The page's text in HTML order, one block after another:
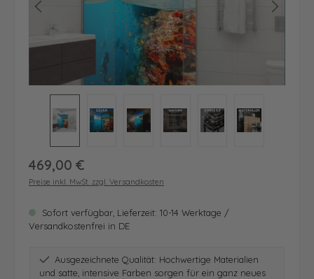
Regulärer Preis:
469,00 €
Preise inkl. MwSt. zzgl. Versandkosten
Sofort verfügbar, Lieferzeit: 10-14 Werktage /
Versandkostenfrei in DE
Ausgezeichnete Qualität: Hochwertige Materialien
und satte, intensive Farben sorgen für ein ganz neues